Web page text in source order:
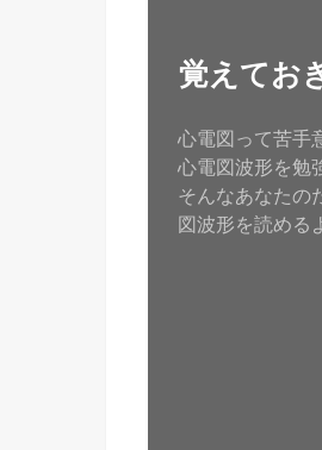
覚えてお
心電図って苦手
心電図波形を勉
そんなあなたの
図波形を読める